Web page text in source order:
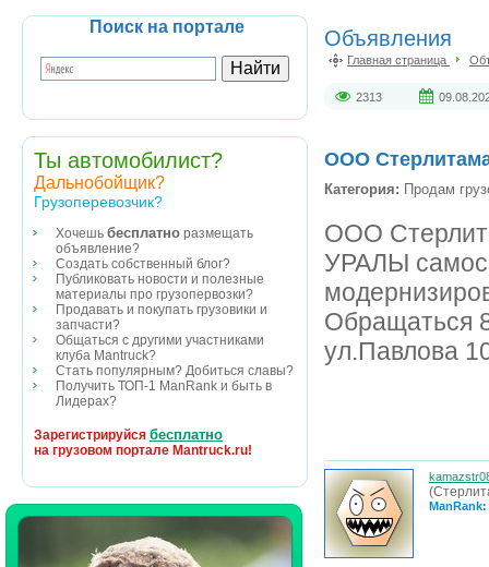
Поиск на портале
Ты автомобилист?
Дальнобойщик?
Грузоперевозчик?
Хочешь бесплатно размещать
объявление?
Создать собственный блог?
Публиковать новости и полезные
материалы про грузопервозки?
Продавать и покупать грузовики и
запчасти?
Общаться с другими участниками
клуба Mantruck?
Стать популярным? Добиться славы?
Получить ТОП-1 ManRank и быть в
Лидерах?
Зарегистрируйся бесплатно
на грузовом портале Mantruck.ru!
Объявления
Главная страница
2313
ООО
Категория: Продам
ООО
УРАЛЫ
Обращаться
ул.Павлова